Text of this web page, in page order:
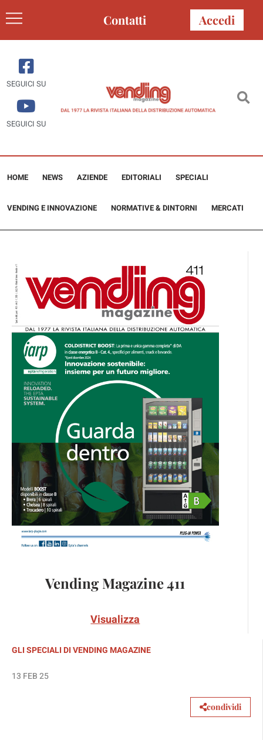
Contatti Accedi
SEGUICI SU
SEGUICI SU
HOME NEWS AZIENDE EDITORIALI SPECIALI
VENDING E INNOVAZIONE NORMATIVE & DINTORNI MERCATI
Vending Magazine 411
Visualizza
GLI SPECIALI DI VENDING MAGAZINE
13 FEB 25
condividi